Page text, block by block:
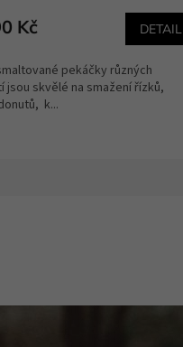
Kč DETAIL
pekáčky různých
jsou skvělé na smažení řízků,
k...